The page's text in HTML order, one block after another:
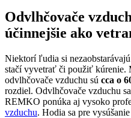
Odvlhčovače
účinnejšie ako
Niektorí ľudia si
stačí vyvetrať či použiť kúrenie.
odvlhčovače vzduchu sú cca o
rozdiel. Odvlhčovače vzduchu
REMKO ponúka aj vysoko
vzduchu. Hodia sa pre